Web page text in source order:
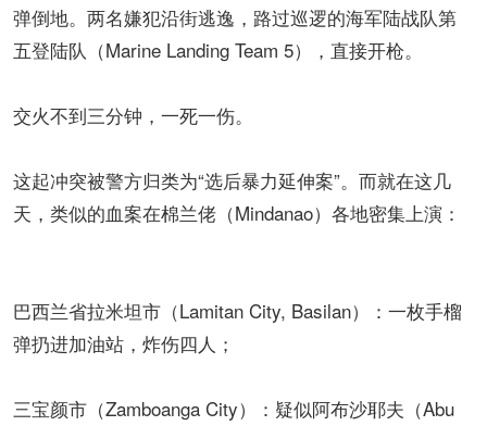
弹倒地。两名嫌犯沿街逃逸，路过巡逻的海军陆战队第
五登陆队（Marine Landing Team 5），直接开枪。
交火不到三分钟，一死一伤。
这起冲突被警方归类为“选后暴力延伸案”。而就在这几
天，类似的血案在棉兰佬（Mindanao）各地密集上演：
巴西兰省拉米坦市（Lamitan City, Basilan）：一枚手榴
弹扔进加油站，炸伤四人；
三宝颜市（Zamboanga City）：疑似阿布沙耶夫（Abu